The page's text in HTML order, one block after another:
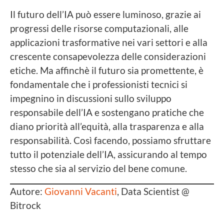
Il futuro dell’IA può essere luminoso, grazie ai
progressi delle risorse computazionali, alle
applicazioni trasformative nei vari settori e alla
crescente consapevolezza delle considerazioni
etiche. Ma affinchè il futuro sia promettente, è
fondamentale che i professionisti tecnici si
impegnino in discussioni sullo sviluppo
responsabile dell’IA e sostengano pratiche che
diano priorità all’equità, alla trasparenza e alla
responsabilità. Così facendo, possiamo sfruttare
tutto il potenziale dell’IA, assicurando al tempo
stesso che sia al servizio del bene comune.
Autore: Giovanni Vacanti, Data Scientist @
Bitrock